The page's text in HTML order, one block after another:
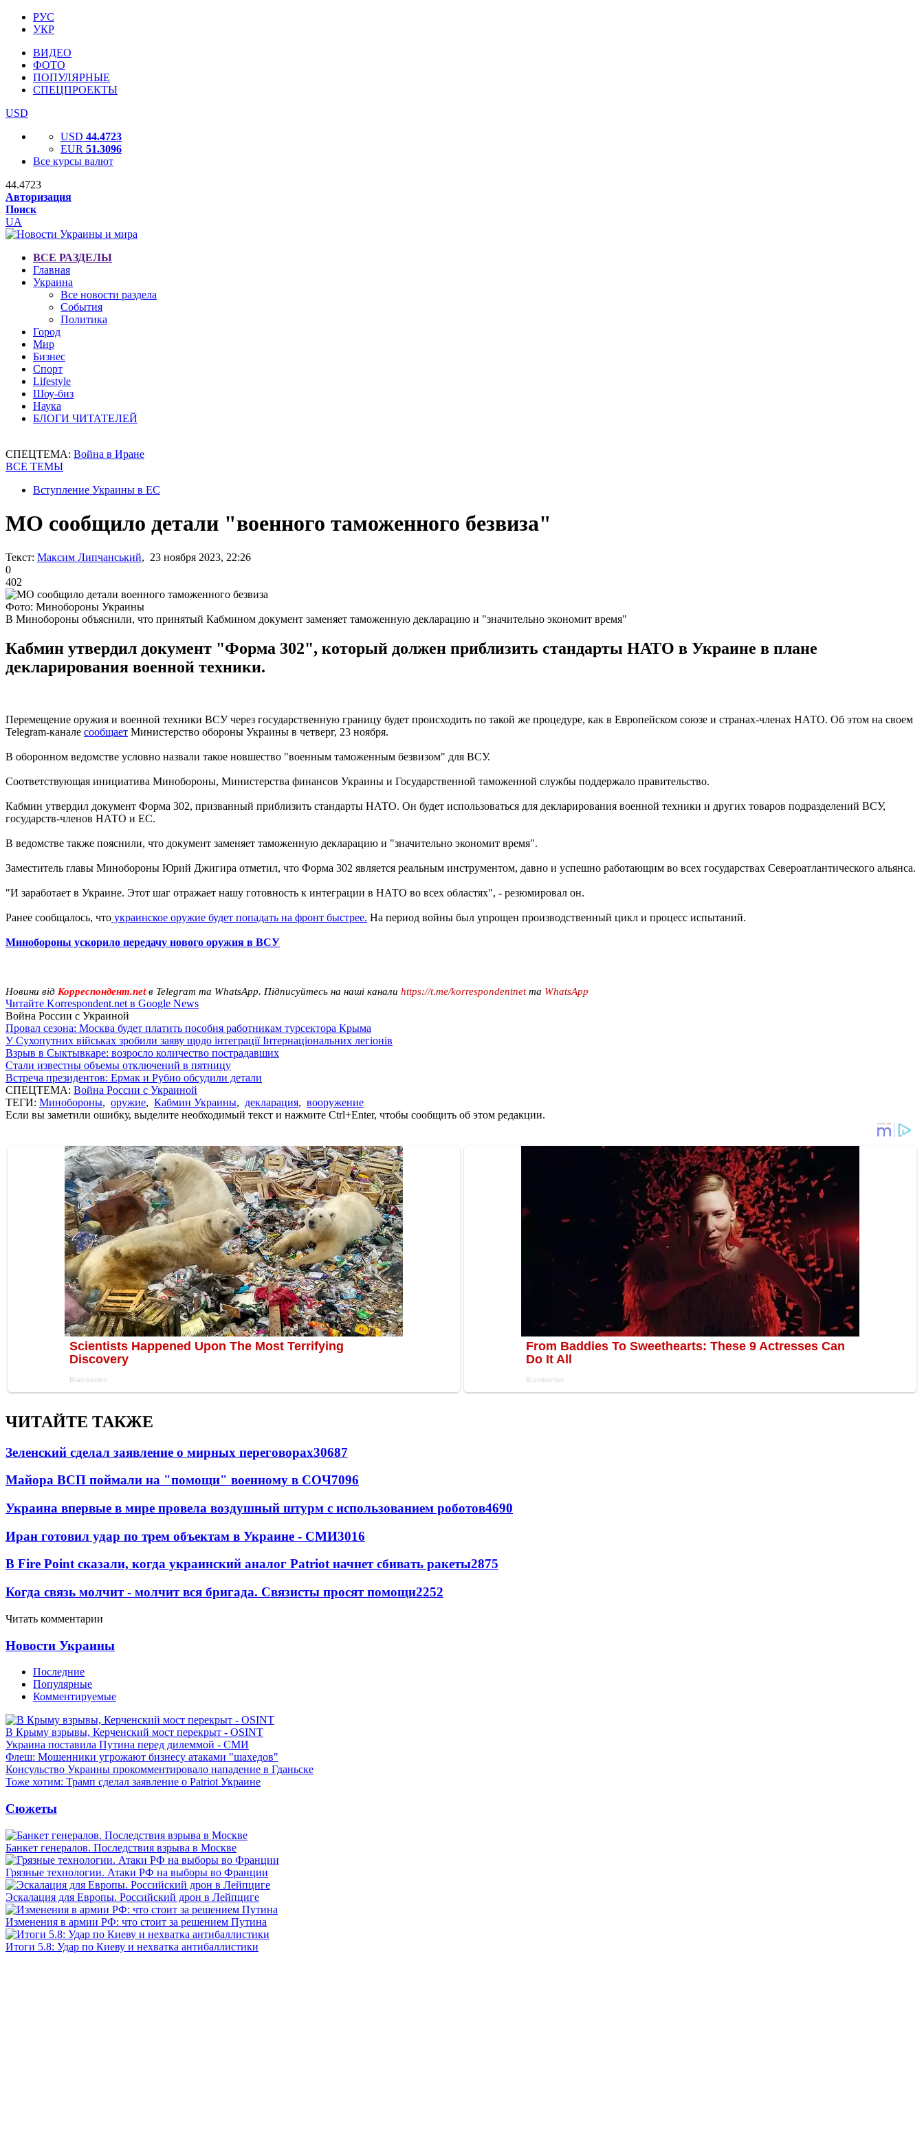
РУС
УКР
ВИДЕО
ФОТО
ПОПУЛЯРНЫЕ
СПЕЦПРОЕКТЫ
USD
USD 44.4723
EUR 51.3096
Все курсы валют
44.4723
Авторизация
Поиск
UA
ВСЕ РАЗДЕЛЫ
Главная
Украина
Все новости раздела
События
Политика
Город
Мир
Бизнес
Спорт
Lifestyle
Шоу-биз
Наука
БЛОГИ ЧИТАТЕЛЕЙ
СПЕЦТЕМА: Война в Иране
ВСЕ ТЕМЫ
Вступление Украины в ЕС
МО сообщило детали "военного таможенного безвиза"
Текст: Максим Липчанський, 23 ноября 2023, 22:26
0
402
Фото: Минобороны Украины
В Минобороны объяснили, что принятый Кабмином документ заменяет таможенную декларацию и "значительно экономит время"
Кабмин утвердил документ "Форма 302", который должен приблизить стандарты НАТО в Украине в плане
декларирования военной техники.
Перемещение оружия и военной техники ВСУ через государственную границу будет происходить по такой же процедуре, как в Европейском союзе и странах-членах НАТО. Об этом на своем
Telegram-канале сообщает Министерство обороны Украины в четверг, 23 ноября.
В оборонном ведомстве условно назвали такое новшество "военным таможенным безвизом" для ВСУ.
Соответствующая инициатива Минобороны, Министерства финансов Украины и Государственной таможенной службы поддержало правительство.
Кабмин утвердил документ Форма 302, призванный приблизить стандарты НАТО. Он будет использоваться для декларирования военной техники и других товаров подразделений ВСУ,
государств-членов НАТО и ЕС.
В ведомстве также пояснили, что документ заменяет таможенную декларацию и "значительно экономит время".
Заместитель главы Минобороны Юрий Джигира отметил, что Форма 302 является реальным инструментом, давно и успешно работающим во всех государствах Североатлантического альянса.
"И заработает в Украине. Этот шаг отражает нашу готовность к интеграции в НАТО во всех областях", - резюмировал он.
Ранее сообщалось, что украинское оружие будет попадать на фронт быстрее. На период войны был упрощен производственный цикл и процесс испытаний.
Минобороны ускорило передачу нового оружия в ВСУ
Новини від Корреспондент.netв Telegram та WhatsApp. Підписуйтесь на наші канали https://t.me/korrespondentnetта WhatsApp
Читайте Korrespondent.net в Google News
Война России с Украиной
Провал сезона: Москва будет платить пособия работникам турсектора Крыма
У Сухопутних військах зробили заяву щодо інтеграції Інтернаціональних легіонів
Взрыв в Сыктывкаре: возросло количество пострадавших
Стали известны объемы отключений в пятницу
Встреча президентов: Ермак и Рубио обсудили детали
СПЕЦТЕМА: Война России с Украиной
ТЕГИ: Минобороны, оружие, Кабмин Украины, декларация, вооружение
Если вы заметили ошибку, выделите необходимый текст и нажмите Ctrl+Enter, чтобы сообщить об этом редакции.
ЧИТАЙТЕ ТАКЖЕ
Зеленский сделал заявление о мирных переговорах30687
Майора ВСП поймали на "помощи" военному в СОЧ7096
Украина впервые в мире провела воздушный штурм с использованием роботов4690
Иран готовил удар по трем объектам в Украине - СМИ3016
В Fire Point сказали, когда украинский аналог Patriot начнет сбивать ракеты2875
Когда связь молчит - молчит вся бригада. Связисты просят помощи2252
Читать комментарии
Новости Украины
Последние
Популярные
Комментируемые
В Крыму взрывы, Керченский мост перекрыт - OSINT
Украина поставила Путина перед дилеммой - СМИ
Флеш: Мошенники угрожают бизнесу атаками "шахедов"
Консульство Украины прокомментировало нападение в Гданьске
Тоже хотим: Трамп сделал заявление о Patriot Украине
Сюжеты
Банкет генералов. Последствия взрыва в Москве
Грязные технологии. Атаки РФ на выборы во Франции
Эскалация для Европы. Российский дрон в Лейпциге
Изменения в армии РФ: что стоит за решением Путина
Итоги 5.8: Удар по Киеву и нехватка антибаллистики